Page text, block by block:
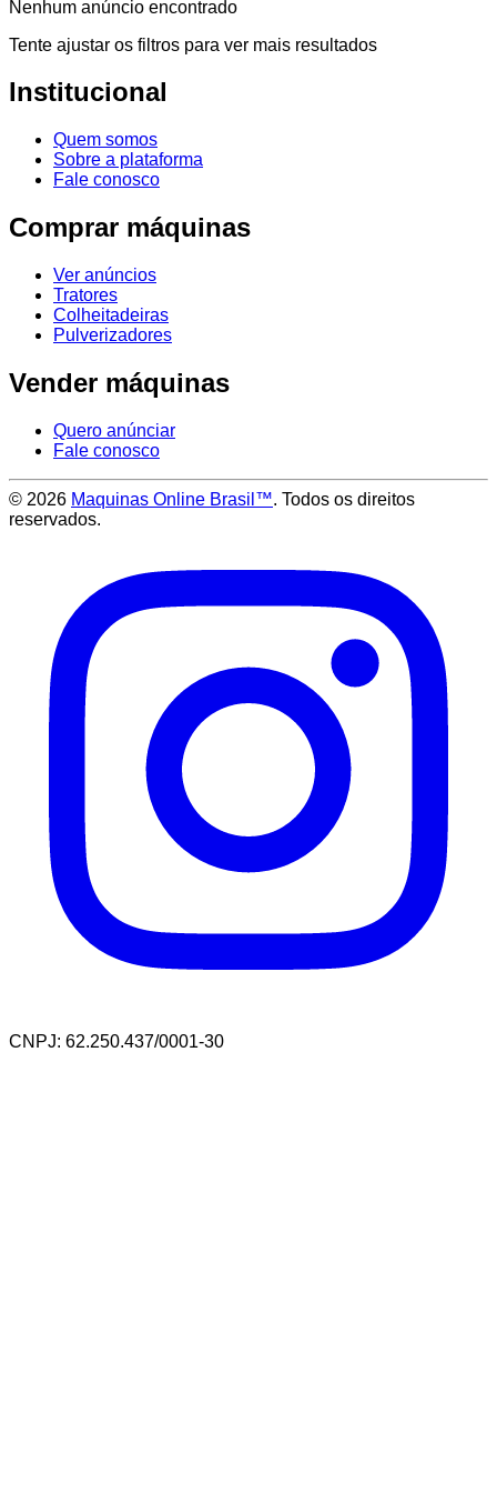
Nenhum anúncio encontrado
Tente ajustar os filtros para ver mais resultados
Institucional
Quem somos
Sobre a plataforma
Fale conosco
Comprar máquinas
Ver anúncios
Tratores
Colheitadeiras
Pulverizadores
Vender máquinas
Quero anúnciar
Fale conosco
© 2026 Maquinas Online Brasil™. Todos os direitos
reservados.
CNPJ: 62.250.437/0001-30